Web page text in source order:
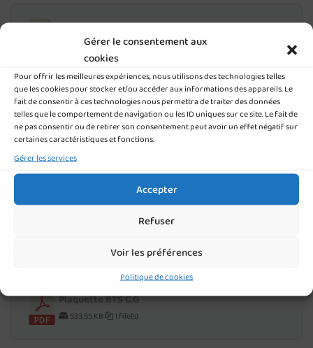
Gérer le consentement aux
cookies
Pour offrir les meilleures expériences, nous utilisons des technologies telles
que les cookies pour stocker et/ou accéder aux informations des appareils. Le
fait de consentir à ces technologies nous permettra de traiter des données
telles que le comportement de navigation ou les ID uniques sur ce site. Le fait de
ne pas consentir ou de retirer son consentement peut avoir un effet négatif sur
certaines caractéristiques et fonctions.
Gérer les services
Accepter
Refuser
Voir les préférences
Politique de cookies
Plaquette BTS M.C.O
535.68 KB 1 file(s)
TÉLÉCHARGER NOS PLAQUETTES POST-BAC
Plaquette CS Services Numériques aux
Organisations
350.40 KB
Plaquette BTS gestion P.M.E
Plaquette BTS C.G
533.55 KB 1 file(s)